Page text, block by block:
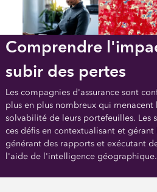
Comprendre
subir des pertes
Les compagnies d'assurance sont
plus en plus nombreux qui
solvabilité de leurs portefeuilles. Les
ces défis en contextualisant et gérant
générant des rapports et exécutant
l'aide de l'intelligence géographique.